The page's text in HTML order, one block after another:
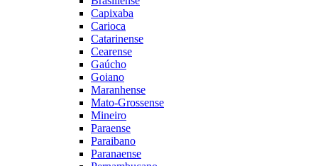
Capixaba
Carioca
Catarinense
Cearense
Gaúcho
Goiano
Maranhense
Mato-Grossense
Mineiro
Paraense
Paraibano
Paranaense